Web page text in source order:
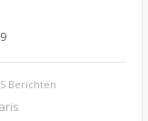
Berichten